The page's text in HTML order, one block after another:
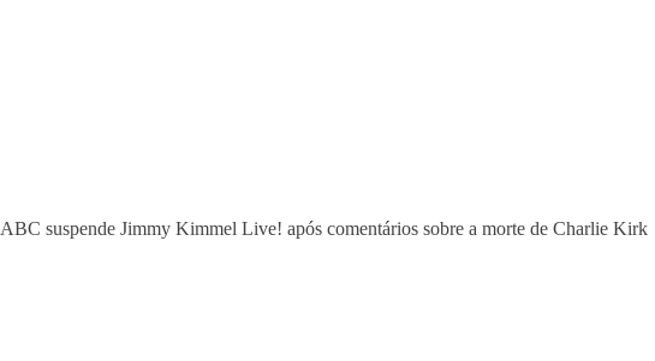
ABC suspende Jimmy Kimmel Live! após comentários sobre a morte de Charlie Kirk